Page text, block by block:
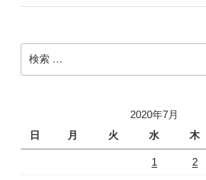
索:
2020年7月
日
月 火 水 木
1 2